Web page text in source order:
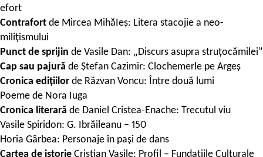
efort
Contrafort de Mircea MihăIeș: Litera stacojie a neo-
milițismului
Punct de sprijin de Vasile Dan: „Discurs asupra struțocămilei”
Cap sau pajură de Ștefan Cazimir: Clochemerle pe Argeş
Cronica edițiilor de Răzvan Voncu: Între două lumi
Poeme de Nora Iuga
Cronica literară de Daniel Cristea-Enache: Trecutul viu
Vasile Spiridon: G. Ibrăileanu – 150
Horia Gârbea: Personaje în pași de dans
Cartea de istorie Cristian Vasile: Profil – Fundațiile Culturale